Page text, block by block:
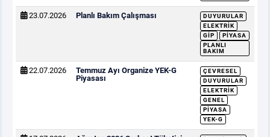
23.07.2026 Planlı Bakım Çalışması
DUYURULAR
ELEKTRIK
GİP
PIYASA
PLANLI
BAKIM
22.07.2026
Temmuz Ayı Organize YEK-G
Piyasası
ÇEVRESEL
DUYURULAR
ELEKTRIK
GENEL
PIYASA
YEK-G